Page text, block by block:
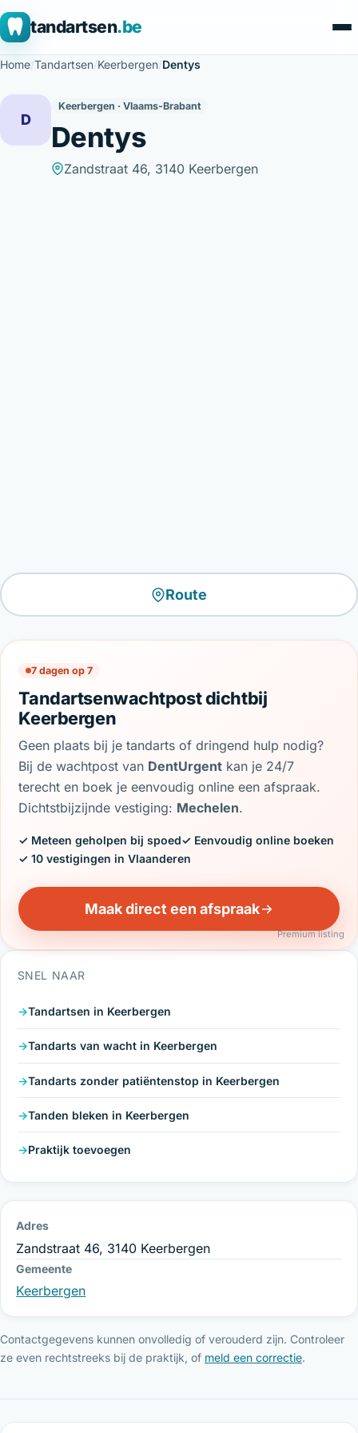
tandartsen.be
Home/Tandartsen/Keerbergen/Dentys
D
Keerbergen · Vlaams-Brabant
Dentys
Zandstraat 46, 3140 Keerbergen
Route
7 dagen op 7
Tandartsenwachtpost dichtbij
Keerbergen
Geen plaats bij je tandarts of dringend hulp nodig?
Bij de wachtpost van DentUrgent kan je 24/7
terecht en boek je eenvoudig online een afspraak.
Dichtstbijzijnde vestiging: Mechelen.
✓ Meteen geholpen bij spoed✓ Eenvoudig online boeken
✓ 10 vestigingen in Vlaanderen
Maak direct een afspraak
Premium listing
SNEL NAAR
Tandartsen in Keerbergen
Tandarts van wacht in Keerbergen
Tandarts zonder patiëntenstop in Keerbergen
Tanden bleken in Keerbergen
Praktijk toevoegen
Adres
Zandstraat 46, 3140 Keerbergen
Gemeente
Keerbergen
Contactgegevens kunnen onvolledig of verouderd zijn. Controleer
ze even rechtstreeks bij de praktijk, of meld een correctie.